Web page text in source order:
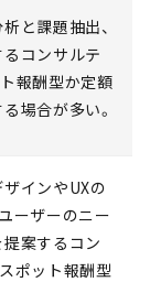
と課題抽出、
コンサルテ
報酬型か定額
場合が多い。
インやUXの
ーザーのニー
案するコン
ポット報酬型